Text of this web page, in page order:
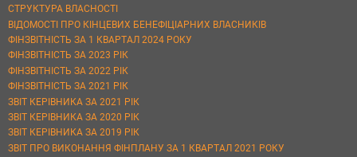
СТРУКТУРА ВЛАСНОСТІ
ВІДОМОСТІ ПРО КІНЦЕВИХ БЕНЕФІЦІАРНИХ ВЛАСНИКІВ
ФІНЗВІТНІСТЬ ЗА 1 КВАРТАЛ 2024 РОКУ
ФІНЗВІТНІСТЬ ЗА 2023 РІК
ФІНЗВІТНІСТЬ ЗА 2022 РІК
ФІНЗВІТНІСТЬ ЗА 2021 РІК
ЗВІТ КЕРІВНИКА ЗА 2021 РІК
ЗВІТ КЕРІВНИКА ЗА 2020 РІК
ЗВІТ КЕРІВНИКА ЗА 2019 РІК
ЗВІТ ПРО ВИКОНАННЯ ФІНПЛАНУ ЗА 1 КВАРТАЛ 2021 РОКУ